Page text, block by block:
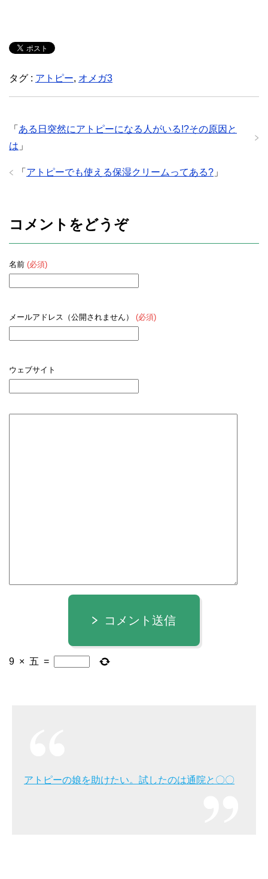
タグ : アトピー, オメガ3
「 ある日突然にアトピーになる人がいる!?その原因と
は 」
「 アトピーでも使える保湿クリームってある? 」
コメントをどうぞ
名前 (必須)
メールアドレス（公開されません） (必須)
ウェブサイト
コメント送信
9 × 五 =
アトピーの娘を助けたい。試したのは通院と〇〇